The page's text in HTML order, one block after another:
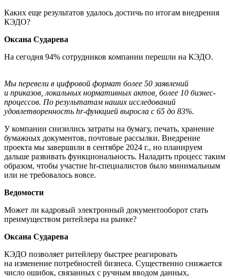
Каких еще результатов удалось достичь по итогам внедрения
КЭДО?
Оксана Сударева
На сегодня 94% сотрудников компании перешли на КЭДО.
Мы перевели в цифровой формат более 50 заявлений
и приказов, локальных нормативных актов, более 10 бизнес-
процессов. По результатам наших исследований
удовлетворенность hr-функцией выросла с 65 до 83%.
У компании снизились затраты на бумагу, печать, хранение
бумажных документов, почтовые рассылки. Внедрение
проекта мы завершили в сентябре 2024 г., но планируем
дальше развивать функциональность. Наладить процесс таким
образом, чтобы участие hr-специалистов было минимальным
или не требовалось вовсе.
Ведомости
Может ли кадровый электронный документооборот стать
преимуществом ритейлера на рынке?
Оксана Сударева
КЭДО позволяет ритейлеру быстрее реагировать
на изменение потребностей бизнеса. Существенно снижается
число ошибок, связанных с ручным вводом данных,